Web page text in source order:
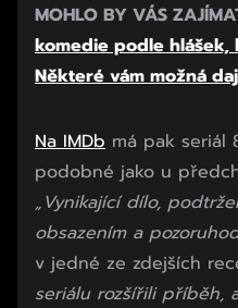
MOHLO BY VÁS
komedie podle
Některé vám možná
Na IMDb má pak seriál
podobné jako u
„Vynikající dílo,
obsazením a
v jedné ze zdejších
seriálu rozšířili příběh,